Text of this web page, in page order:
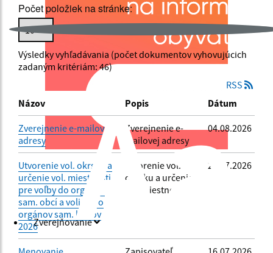
Zverejňovanie
Popis:
Dátum zverejnenia od:
Dátum zverejnenia do:
Filtrovať0
Reset
Počet položiek na stránke:
Výsledky vyhľadávania (počet dokumentov vyhovujúcich
zadaným kritériám: 46)
RSS
Názov
Popis Dátum
Zverejnenie e-mailovej
adresy
Zverejnenie e-
mailovej adresy
04.08.2026
Utvorenie vol. okrsku a
určenie vol. miestnosti
pre voľby do orgánov
sam. obcí a volieb do
orgánov sam. krajov
2026
utvorenie vol.
okrsku a určenie
vol. miestnosti
29.07.2026